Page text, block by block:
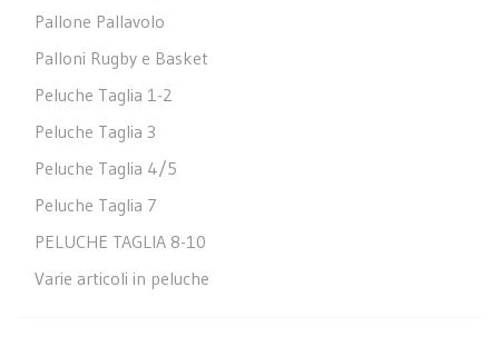
Pallone Pallavolo
Palloni Rugby e Basket
Peluche Taglia 1-2
Peluche Taglia 3
Peluche Taglia 4/5
Peluche Taglia 7
PELUCHE TAGLIA 8-10
Varie articoli in peluche